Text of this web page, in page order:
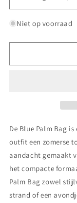
Aantal
verlagen
voor
Palm
Niet op voorraad
De Blue Palm Bag
outfit een zomerse
aandacht gemaakt
het compacte
Palm Bag zowel
strand of een